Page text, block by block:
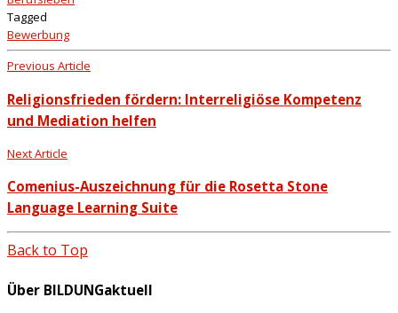
Tagged
Bewerbung
Previous Article
Religionsfrieden fördern: Interreligiöse Kompetenz
und Mediation helfen
Next Article
Comenius-Auszeichnung für die Rosetta Stone
Language Learning Suite
Back to Top
Über BILDUNGaktuell